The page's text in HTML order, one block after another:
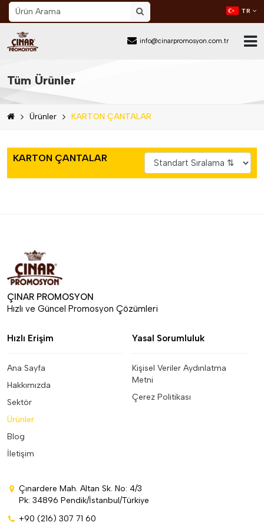
info@cinarpromosyon.com.tr
TR
Ana Sayfa
Hakkımızda
Sektör
Tüm Ürünler
Ürünler KARTON ÇANTALAR
KARTON ÇANTALAR
ÇINAR PROMOSYON
Hızlı ve Güncel Promosyon Çözümleri
Hızlı Erişim
Ana Sayfa
Hakkımızda
Sektör
Ürünler
Blog
İletişim
Yasal Sorumluluk
Kişisel Veriler Aydınlatma
Metni
Çerez Politikası
Çınardere Mah. Altan Sk. No: 4/3
Pk: 34896 Pendik/İstanbul/Türkiye
+90 (216) 307 71 60